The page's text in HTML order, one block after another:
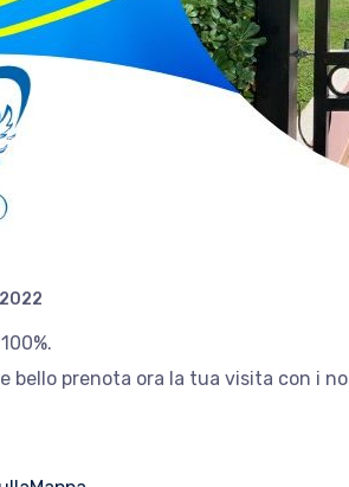
bello prenota ora la tua visita con i